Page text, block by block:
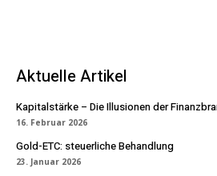
Aktuelle Artikel
Kapitalstärke – Die Illusionen der
16. Februar 2026
Gold-ETC: steuerliche Behandlung
23. Januar 2026